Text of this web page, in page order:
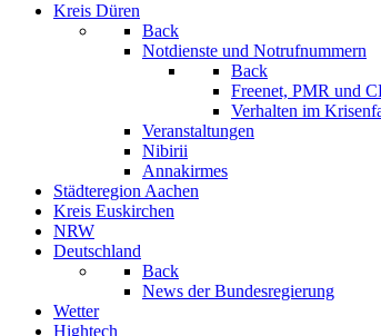
Kreis Düren
Back
Notdienste und Notrufnummern
Back
Freenet, PMR und
Verhalten im
Veranstaltungen
Nibirii
Annakirmes
Städteregion Aachen
Kreis Euskirchen
NRW
Deutschland
Back
News der Bundesregierung
Wetter
Hightech